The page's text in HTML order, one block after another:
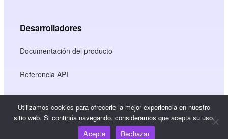
Desarrolladores
Documentación del producto
Referencia API
Referencia JS SDK
Utilizamos cookies para ofrecerle la mejor experiencia en nuestro
sitio web. Si continúa navegando, consideramos que acepta su uso.
Acepte
Rechazar